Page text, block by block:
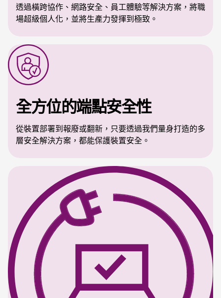
透過橫跨協作、網路安全、員工體驗等解決方案，將職
場超級個人化，並將生產力發揮到極致。
全方位的端點安全性
從裝置部署到報廢或翻新，只要透過我們量身打造的多
層安全解決方案，都能保護裝置安全。